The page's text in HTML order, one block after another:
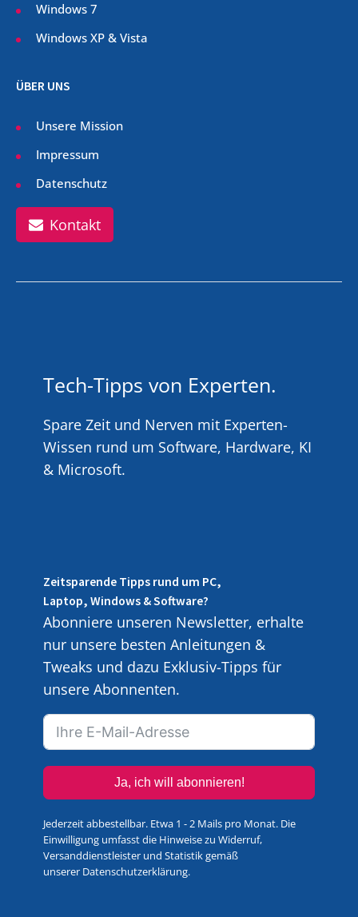
Windows 7
Windows XP & Vista
ÜBER UNS
Unsere Mission
Impressum
Datenschutz
Kontakt
Tech-Tipps von Experten.
Spare Zeit und Nerven mit Experten-
Wissen rund um Software, Hardware, KI
& Microsoft.
Zeitsparende Tipps rund um PC,
Laptop, Windows & Software?
Abonniere unseren Newsletter, erhalte
nur unsere besten Anleitungen &
Tweaks und dazu Exklusiv-Tipps für
unsere Abonnenten.
Ja, ich will abonnieren!
Jederzeit abbestellbar. Etwa 1 - 2 Mails pro Monat. Die
Einwilligung umfasst die Hinweise zu Widerruf,
Versanddienstleister und Statistik gemäß
unserer Datenschutzerklärung.